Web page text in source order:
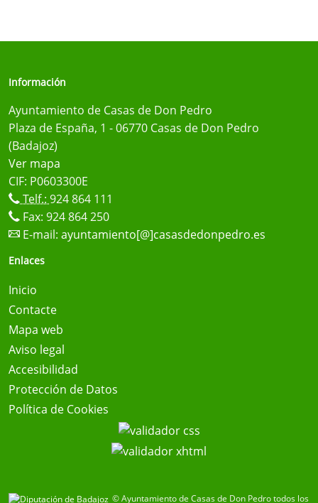
Información
Ayuntamiento de Casas de Don Pedro
Plaza de España, 1 - 06770 Casas de Don Pedro
(Badajoz)
Ver mapa
CIF: P0603300E
Telf.: 924 864 111
Fax: 924 864 250
E-mail: ayuntamiento[@]casasdedonpedro.es
Enlaces
Inicio
Contacte
Mapa web
Aviso legal
Accesibilidad
Protección de Datos
Política de Cookies
© Ayuntamiento de Casas de Don Pedro todos los